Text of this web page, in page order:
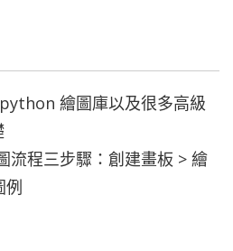
繪圖庫以及很多高級
程三步驟：創建畫板 > 繪
例